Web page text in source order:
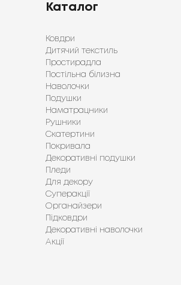
Каталог
Ковдри
Дитячий текстиль
Простирадла
Постільна білизна
Наволочки
Подушки
Наматрацники
Рушники
Скатертини
Покривала
Декоративні подушки
Пледи
Для декору
Суперакції
Органайзери
Підковдри
Декоративні наволочки
Акції